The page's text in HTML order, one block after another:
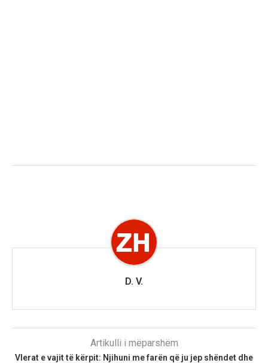
D. V.
Artikulli i mëparshëm
Vlerat e vajit të kërpit: Njihuni me farën që ju jep shëndet dhe